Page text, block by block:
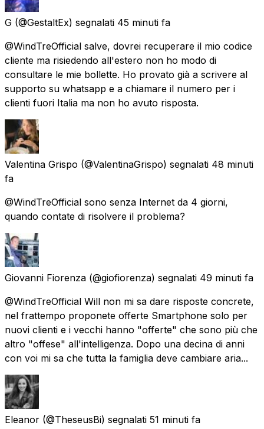
G (@GestaltEx) segnalati 45 minuti fa
@WindTreOfficial salve, dovrei recuperare il mio codice
cliente ma risiedendo all'estero non ho modo di
consultare le mie bollette. Ho provato già a scrivere al
supporto su whatsapp e a chiamare il numero per i
clienti fuori Italia ma non ho avuto risposta.
Valentina Grispo (@ValentinaGrispo) segnalati 48 minuti
fa
@WindTreOfficial sono senza Internet da 4 giorni,
quando contate di risolvere il problema?
Giovanni Fiorenza (@giofiorenza) segnalati 49 minuti fa
@WindTreOfficial Will non mi sa dare risposte concrete,
nel frattempo proponete offerte Smartphone solo per
nuovi clienti e i vecchi hanno "offerte" che sono più che
altro "offese" all'intelligenza. Dopo una decina di anni
con voi mi sa che tutta la famiglia deve cambiare aria...
Eleanor (@TheseusBi) segnalati 51 minuti fa